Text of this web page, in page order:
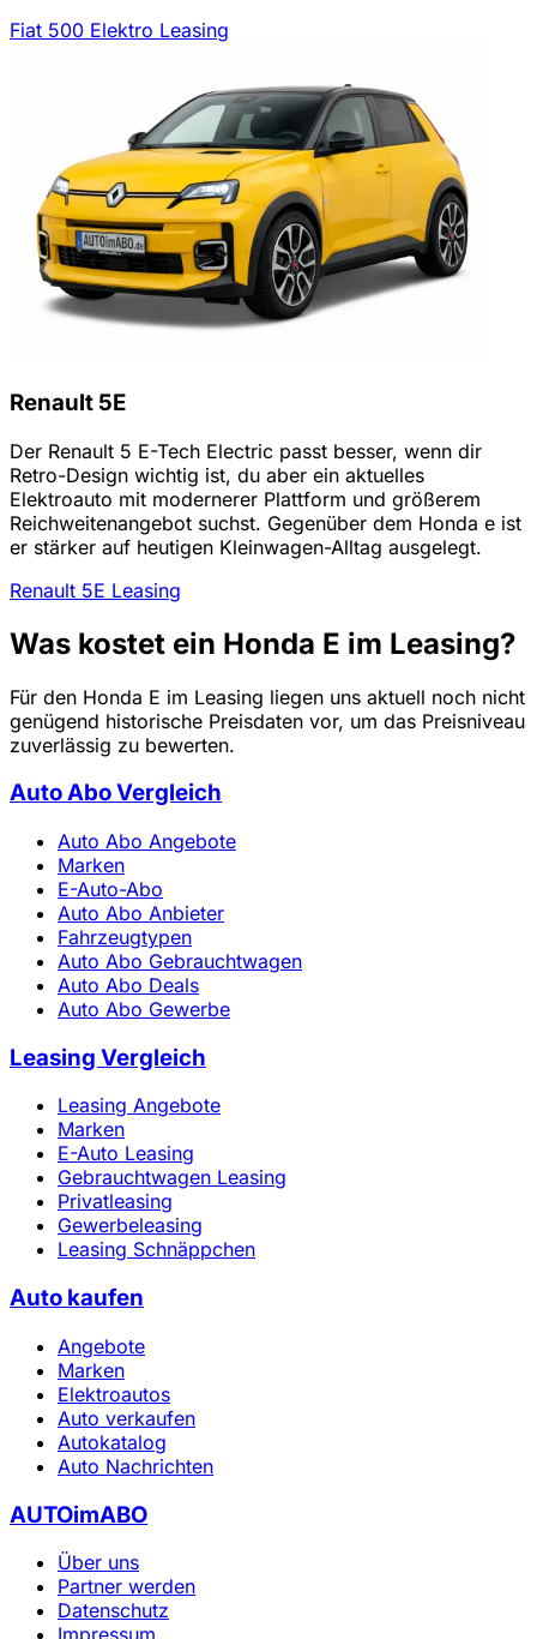
Fiat 500 Elektro Leasing
Renault 5E
Der Renault 5 E-Tech Electric passt besser, wenn dir
Retro-Design wichtig ist, du aber ein aktuelles
Elektroauto mit modernerer Plattform und größerem
Reichweitenangebot suchst. Gegenüber dem Honda e ist
er stärker auf heutigen Kleinwagen-Alltag ausgelegt.
Renault 5E Leasing
Was kostet ein Honda E im Leasing?
Für den Honda E im Leasing liegen uns aktuell noch nicht
genügend historische Preisdaten vor, um das Preisniveau
zuverlässig zu bewerten.
Auto Abo Vergleich
Auto Abo Angebote
Marken
E-Auto-Abo
Auto Abo Anbieter
Fahrzeugtypen
Auto Abo Gebrauchtwagen
Auto Abo Deals
Auto Abo Gewerbe
Leasing Vergleich
Leasing Angebote
Marken
E-Auto Leasing
Gebrauchtwagen Leasing
Privatleasing
Gewerbeleasing
Leasing Schnäppchen
Auto kaufen
Angebote
Marken
Elektroautos
Auto verkaufen
Autokatalog
Auto Nachrichten
AUTOimABO
Über uns
Partner werden
Datenschutz